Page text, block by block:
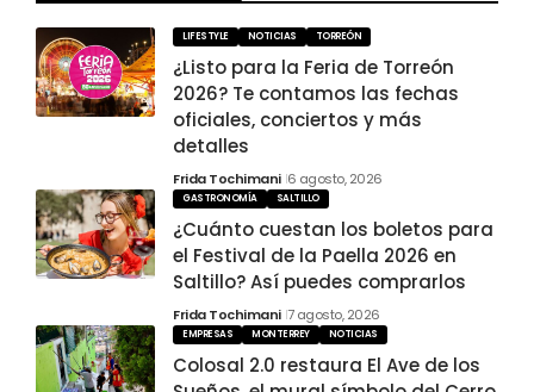
LIFESTYLE NOTICIAS TORREÓN
¿Listo para la Feria de Torreón
2026? Te contamos las fechas
oficiales, conciertos y más
detalles
Frida Tochimani 6 agosto, 2026
GASTRONOMÍA SALTILLO
¿Cuánto cuestan los boletos para
el Festival de la Paella 2026 en
Saltillo? Así puedes comprarlos
Frida Tochimani 7 agosto, 2026
EMPRESAS MONTERREY NOTICIAS
Colosal 2.0 restaura El Ave de los